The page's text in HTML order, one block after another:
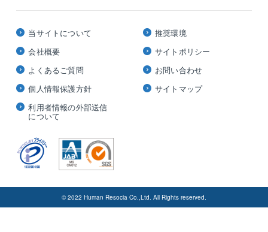
当サイトについて
会社概要
よくあるご質問
個人情報保護方針
利用者情報の外部送信
について
推奨環境
サイトポリシー
お問い合わせ
サイトマップ
© 2022 Human Resocia Co.,Ltd. All Rights reserved.